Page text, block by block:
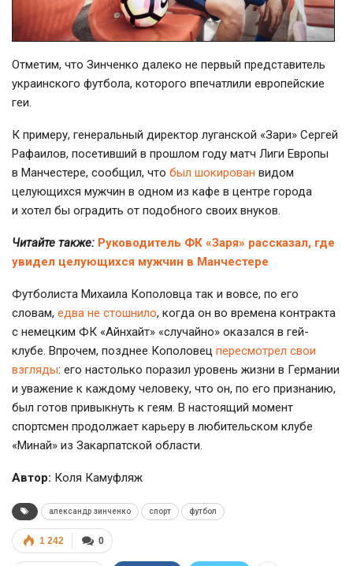
Отметим, что Зинченко далеко не первый представитель
украинского футбола, которого впечатлили европейские
геи.
К примеру, генеральный директор луганской «Зари» Сергей
Рафаилов, посетивший в прошлом году матч Лиги Европы
в Манчестере, сообщил, что был шокирован видом
целующихся мужчин в одном из кафе в центре города
и хотел бы оградить от подобного своих внуков.
Читайте также: Руководитель ФК «Заря» рассказал, где
увидел целующихся мужчин в Манчестере
Футболиста Михаила Кополовца так и вовсе, по его
словам, едва не стошнило, когда он во времена контракта
с немецким ФК «Айнхайт» «случайно» оказался в гей-
клубе. Впрочем, позднее Кополовец пересмотрел свои
взгляды: его настолько поразил уровень жизни в Германии
и уважение к каждому человеку, что он, по его признанию,
был готов привыкнуть к геям. В настоящий момент
спортсмен продолжает карьеру в любительском клубе
«Минай» из Закарпатской области.
Автор: Коля Камуфляж
александр зинченко спорт футбол
0
1 242